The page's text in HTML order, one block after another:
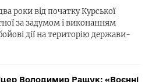
роки від початку Курської
за задумом і виконанням
дії на територію держави-
Володимир Ращук: «Воєнні